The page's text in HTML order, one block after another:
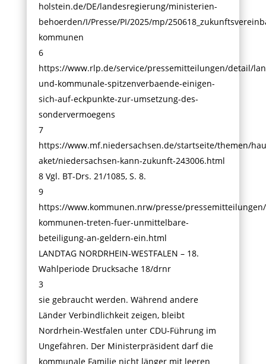
holstein.de/DE/landesregierung/ministerien-
behoerden/I/Presse/PI/2025/mp/
kommunen
6
https://www.rlp.de/service/pressemitteilungen/detail/
und-kommunale-spitzenverbaende-einigen-
sich-auf-eckpunkte-zur-umsetzung-des-
sondervermoegens
7
https://www.mf.niedersachsen.de/startseite/themen/
aket/niedersachsen-kann-zukunft-243006.html
8 Vgl. BT-Drs. 21/1085, S. 8.
9
https://www.kommunen.nrw/presse/
kommunen-treten-fuer-unmittelbare-
beteiligung-an-geldern-ein.html
LANDTAG NORDRHEIN-WESTFALEN – 18.
Wahlperiode Drucksache 18/drnr
3
sie gebraucht werden. Während andere
Länder Verbindlichkeit zeigen, bleibt
Nordrhein-Westfalen unter CDU-Führung im
Ungefähren. Der Ministerpräsident darf die
kommunale Familie nicht länger mit leeren